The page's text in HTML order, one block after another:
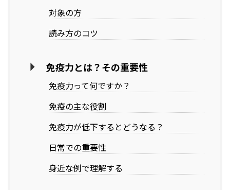
対象の方
読み方のコツ
免疫力とは？その重要性
免疫力って何ですか？
免疫の主な役割
免疫力が低下するとどうなる？
日常での重要性
身近な例で理解する